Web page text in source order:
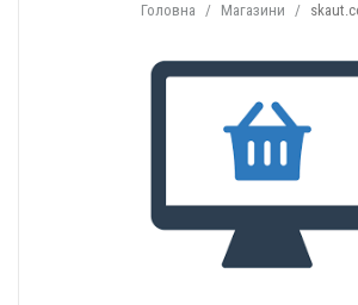
Головна Магазини